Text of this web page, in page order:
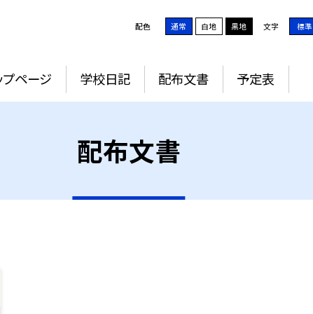
配色 通常 白地 黒地 文字 標準
プページ 学校日記 配布文書 予定表
配布文書